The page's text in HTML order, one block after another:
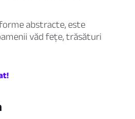
abstracte, este
văd fețe, trăsături